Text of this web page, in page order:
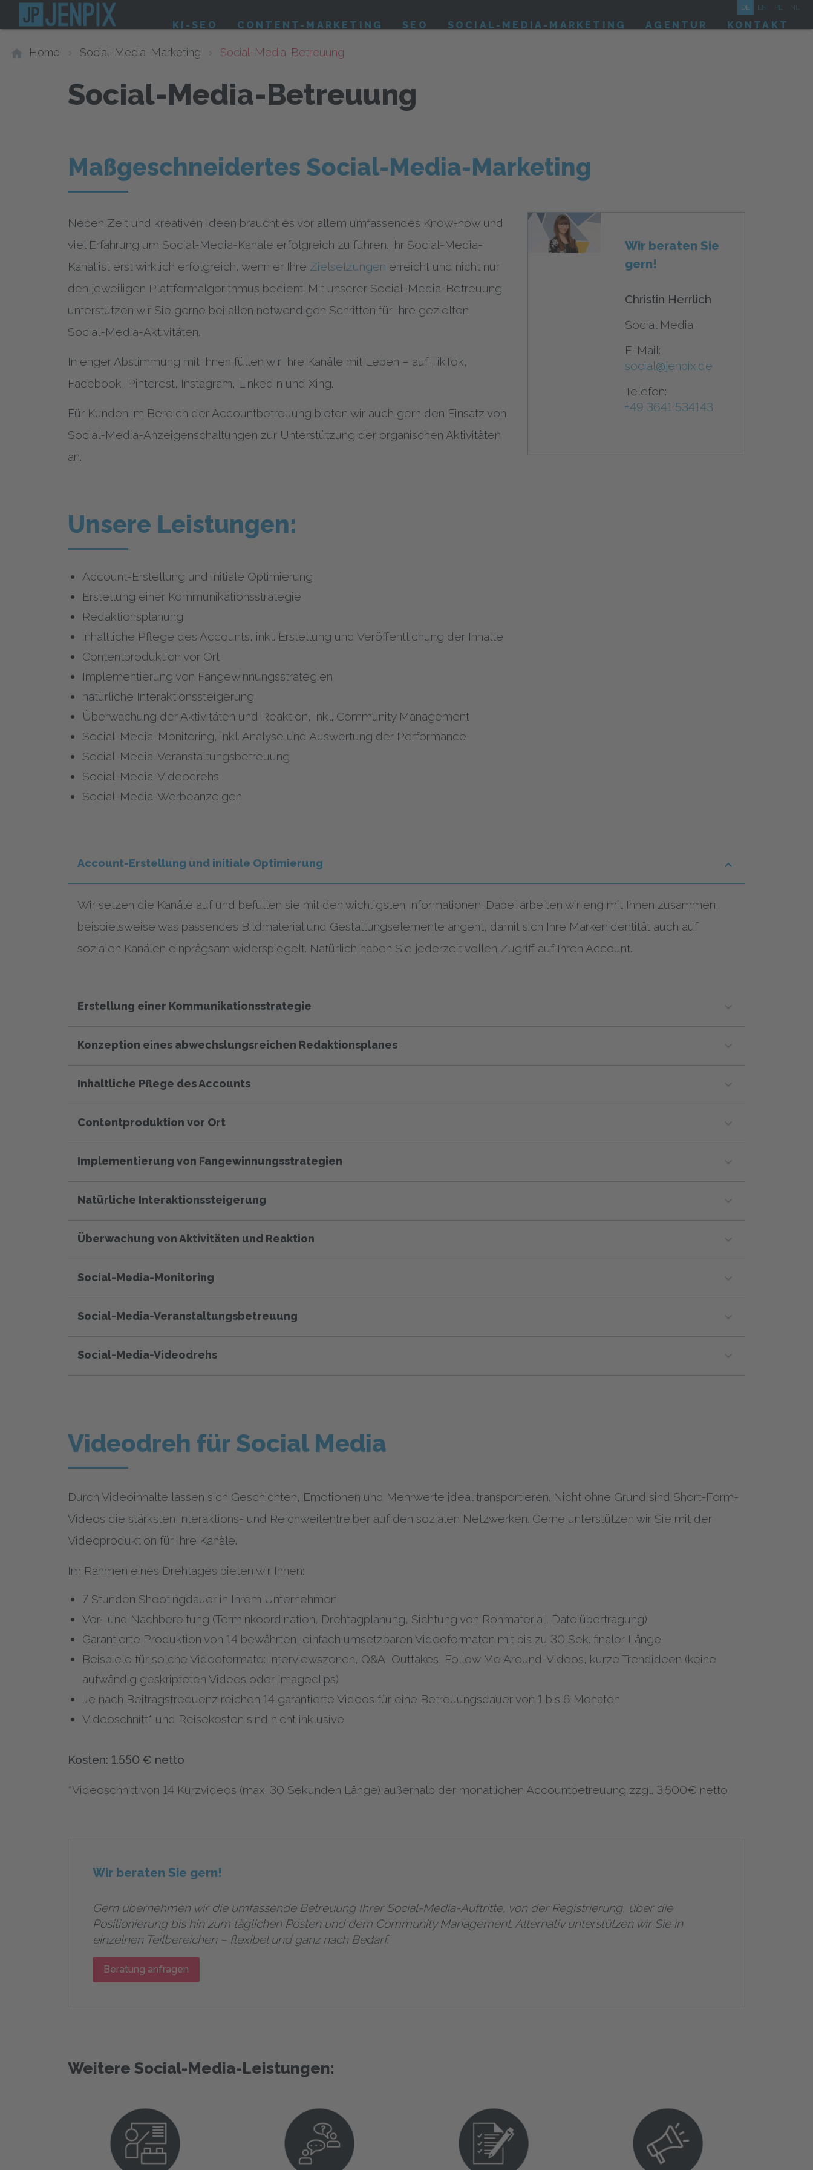
KI-SEO CONTENT-MARKETING SEO SOCIAL-MEDIA-MARKETING AGENTUR KONTAKT
DE EN PL NL
Home Social-Media-Marketing Social-Media-Betreuung
Social-Media-Betreuung
Maßgeschneidertes Social-Media-Marketing
Neben Zeit und kreativen Ideen braucht es vor allem umfassendes Know-how und
viel Erfahrung um Social-Media-Kanäle erfolgreich zu führen. Ihr Social-Media-
Kanal ist erst wirklich erfolgreich, wenn er Ihre Zielsetzungen erreicht und nicht nur
den jeweiligen Plattformalgorithmus bedient. Mit unserer Social-Media-Betreuung
unterstützen wir Sie gerne bei allen notwendigen Schritten für Ihre gezielten
Social-Media-Aktivitäten.
In enger Abstimmung mit Ihnen füllen wir Ihre Kanäle mit Leben – auf TikTok,
Facebook, Pinterest, Instagram, LinkedIn und Xing.
Für Kunden im Bereich der Accountbetreuung bieten wir auch gern den Einsatz von
Social-Media-Anzeigenschaltungen zur Unterstützung der organischen Aktivitäten
an.
Unsere Leistungen:
Account-Erstellung und initiale Optimierung
Erstellung einer Kommunikationsstrategie
Redaktionsplanung
inhaltliche Pflege des Accounts, inkl. Erstellung und Veröffentlichung der Inhalte
Contentproduktion vor Ort
Implementierung von Fangewinnungsstrategien
natürliche Interaktionssteigerung
Überwachung der Aktivitäten und Reaktion, inkl. Community Management
Social-Media-Monitoring, inkl. Analyse und Auswertung der Performance
Social-Media-Veranstaltungsbetreuung
Social-Media-Videodrehs
Social-Media-Werbeanzeigen
Wir beraten Sie
gern!
Christin Herrlich
Social Media
E-Mail:
social@jenpix.de
Telefon:
+49 3641 534143
Account-Erstellung und initiale Optimierung
Wir setzen die Kanäle auf und befüllen sie mit den wichtigsten Informationen. Dabei arbeiten wir eng mit Ihnen zusammen,
beispielsweise was passendes Bildmaterial und Gestaltungselemente angeht, damit sich Ihre Markenidentität auch auf
sozialen Kanälen einprägsam widerspiegelt. Natürlich haben Sie jederzeit vollen Zugriff auf Ihren Account.
Erstellung einer Kommunikationsstrategie
Konzeption eines abwechslungsreichen Redaktionsplanes
Inhaltliche Pflege des Accounts
Contentproduktion vor Ort
Implementierung von Fangewinnungsstrategien
Natürliche Interaktionssteigerung
Überwachung von Aktivitäten und Reaktion
Social-Media-Monitoring
Social-Media-Veranstaltungsbetreuung
Social-Media-Videodrehs
Videodreh für Social Media
Durch Videoinhalte lassen sich Geschichten, Emotionen und Mehrwerte ideal transportieren. Nicht ohne Grund sind Short-Form-
Videos die stärksten Interaktions- und Reichweitentreiber auf den sozialen Netzwerken. Gerne unterstützen wir Sie mit der
Videoproduktion für Ihre Kanäle.
Im Rahmen eines Drehtages bieten wir Ihnen:
7 Stunden Shootingdauer in Ihrem Unternehmen
Vor- und Nachbereitung (Terminkoordination, Drehtagplanung, Sichtung von Rohmaterial, Dateiübertragung)
Garantierte Produktion von 14 bewährten, einfach umsetzbaren Videoformaten mit bis zu 30 Sek. finaler Länge
Beispiele für solche Videoformate: Interviewszenen, Q&A, Outtakes, Follow Me Around-Videos, kurze Trendideen (keine
aufwändig geskripteten Videos oder Imageclips)
Je nach Beitragsfrequenz reichen 14 garantierte Videos für eine Betreuungsdauer von 1 bis 6 Monaten
Videoschnitt* und Reisekosten sind nicht inklusive
Kosten: 1.550 € netto
*Videoschnitt von 14 Kurzvideos (max. 30 Sekunden Länge) außerhalb der monatlichen Accountbetreuung zzgl. 3.500€ netto
Wir beraten Sie gern!
Gern übernehmen wir die umfassende Betreuung Ihrer Social-Media-Auftritte, von der Registrierung, über die
Positionierung bis hin zum täglichen Posten und dem Community Management. Alternativ unterstützen wir Sie in
einzelnen Teilbereichen – flexibel und ganz nach Bedarf.
Beratung anfragen
Weitere Social-Media-Leistungen: